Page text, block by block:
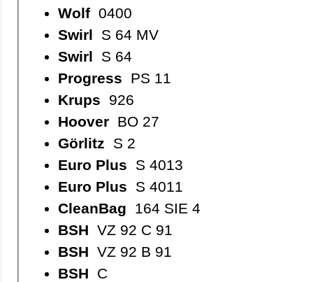
Wolf0400
Swirl S 64 MV
Swirl S 64
Progress PS 11
Krups 926
HooverBO 27
Görlitz S 2
Euro Plus S 4013
Euro Plus S 4011
CleanBag 164 SIE 4
BSH VZ 92 C 91
BSH VZ 92 B 91
BSH C